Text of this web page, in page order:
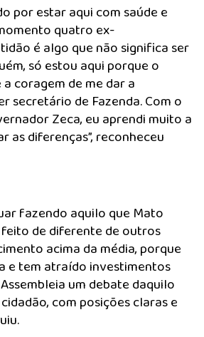
por estar aqui com saúde e
quatro ex-
é algo que não significa ser
só estou aqui porque o
coragem de me dar a
secretário de Fazenda. Com o
Zeca, eu aprendi muito a
as diferenças”, reconheceu
fazendo aquilo que Mato
de diferente de outros
acima da média, porque
e tem atraído investimentos
um debate daquilo
com posições claras e